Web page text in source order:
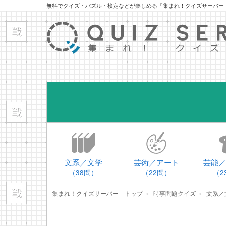
無料でクイズ・パズル・検定などが楽しめる「集まれ！クイズサーバー
文系／文学
（38問）
芸術／アート
（22問）
芸能
（
集まれ！クイズサーバー トップ＞ 時事問題クイズ ＞ 文系／